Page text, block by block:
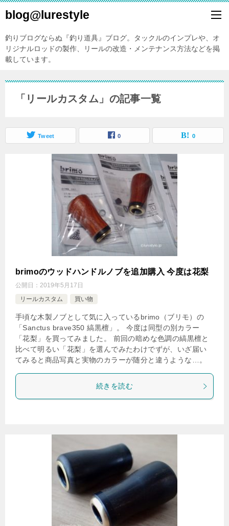
blog@lurestyle
釣りブログならぬ『釣り道具』ブログ。タックルのインプレや、オ
リジナルロッドの製作、リールの改造・メンテナンス方法などを掲
載しています。
「リールカスタム」の記事一覧
Tweet 0 0
brimoのウッドハンドルノブを追加購入 今度は花梨
公開日： 2019年5月17日
リールカスタム
買い物
手頃な木製ノブとして気に入っているbrimo（ブリモ）の
「Sanctus brave350 縞黒檀」。 今度は同型の別カラー
「花梨」を買ってみました。 前回の暗めな色調の縞黒檀と
比べて明るい「花梨」を選んでみたわけでずが、いざ届い
てみると商品写真と実物のカラーが随分と違うような…。
続きを読む